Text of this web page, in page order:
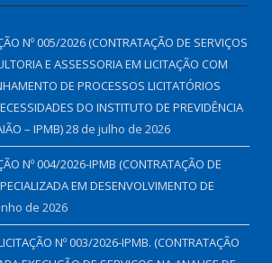
Nº 005/2026 (CONTRATAÇÃO DE SERVIÇOS
E ASSESSORIA EM LICITAÇÃO COM
DE PROCESSOS LICITATÓRIOS
DO INSTITUTO DE PREVIDÊNCIA
– IPMB)28 de julho de 2026
Nº 004/2026-IPMB (CONTRATAÇÃO DE
EM DESENVOLVIMENTO DE
de 2026
Nº 003/2026-IPMB. (CONTRATAÇÃO